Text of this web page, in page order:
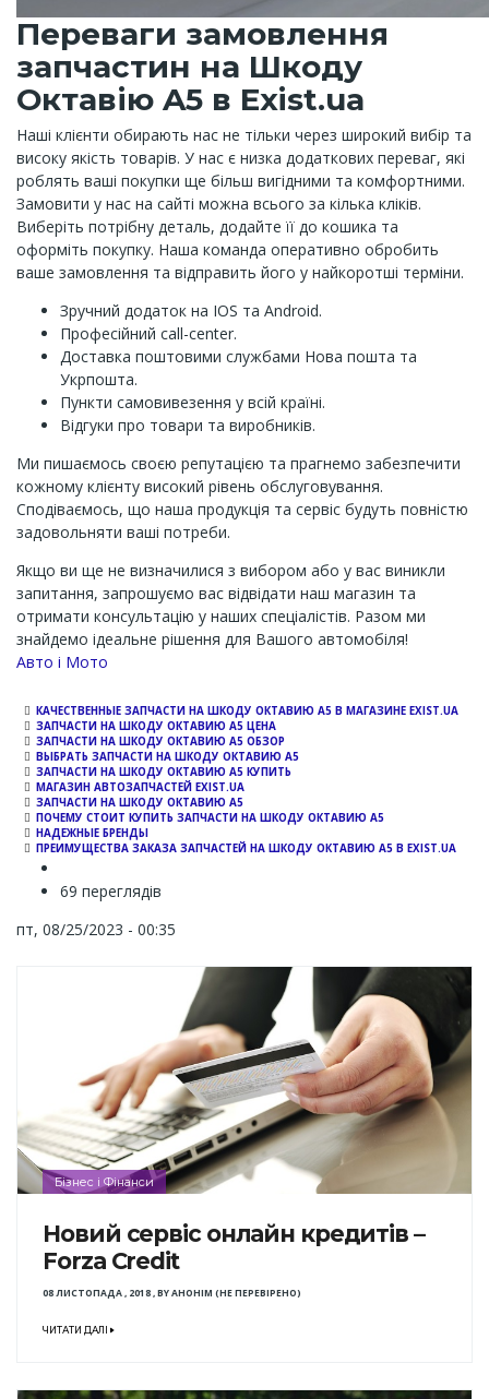
Переваги замовлення
запчастин на Шкоду
Октавію A5 в Exist.ua
Наші клієнти обирають нас не тільки через широкий вибір та
високу якість товарів. У нас є низка додаткових переваг, які
роблять ваші покупки ще більш вигідними та комфортними.
Замовити у нас на сайті можна всього за кілька кліків.
Виберіть потрібну деталь, додайте її до кошика та
оформіть покупку. Наша команда оперативно обробить
ваше замовлення та відправить його у найкоротші терміни.
Зручний додаток на IOS та Android.
Професійний call-center.
Доставка поштовими службами Нова пошта та
Укрпошта.
Пункти самовивезення у всій країні.
Відгуки про товари та виробників.
Ми пишаємось своєю репутацією та прагнемо забезпечити
кожному клієнту високий рівень обслуговування.
Сподіваємось, що наша продукція та сервіс будуть повністю
задовольняти ваші потреби.
Якщо ви ще не визначилися з вибором або у вас виникли
запитання, запрошуємо вас відвідати наш магазин та
отримати консультацію у наших спеціалістів. Разом ми
знайдемо ідеальне рішення для Вашого автомобіля!
Channel
Авто і Мото
КАЧЕСТВЕННЫЕ ЗАПЧАСТИ НА ШКОДУ ОКТАВИЮ A5 В МАГАЗИНЕ EXIST.UA
ЗАПЧАСТИ НА ШКОДУ ОКТАВИЮ А5 ЦЕНА
ЗАПЧАСТИ НА ШКОДУ ОКТАВИЮ А5 ОБЗОР
ВЫБРАТЬ ЗАПЧАСТИ НА ШКОДУ ОКТАВИЮ А5
ЗАПЧАСТИ НА ШКОДУ ОКТАВИЮ А5 КУПИТЬ
МАГАЗИН АВТОЗАПЧАСТЕЙ EXIST.UA
ЗАПЧАСТИ НА ШКОДУ ОКТАВИЮ А5
ПОЧЕМУ СТОИТ КУПИТЬ ЗАПЧАСТИ НА ШКОДУ ОКТАВИЮ А5
НАДЕЖНЫЕ БРЕНДЫ
ПРЕИМУЩЕСТВА ЗАКАЗА ЗАПЧАСТЕЙ НА ШКОДУ ОКТАВИЮ A5 В EXIST.UA
69 переглядів
пт, 08/25/2023 - 00:35
Бізнес і Фінанси
Новий сервіс онлайн кредитів –
Forza Credit
08 ЛИСТОПАДА , 2018,BYАНОНІМ (НЕ ПЕРЕВІРЕНО)
ЧИТАТИ ДАЛІ